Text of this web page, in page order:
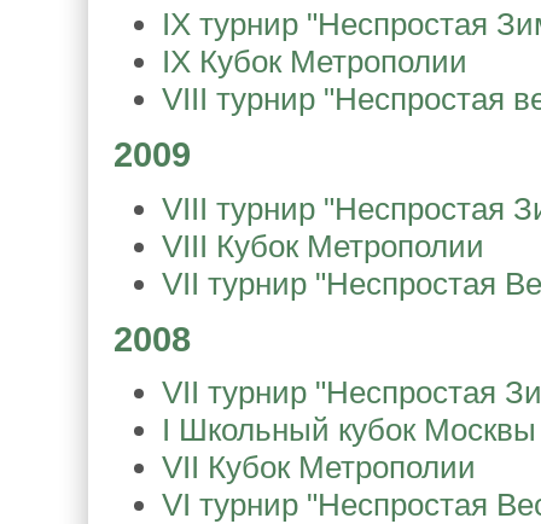
IX турнир "Неспростая
IX Кубок Метрополии
VIII турнир "Неспростая
2009
VIII турнир "Неспростая
VIII Кубок Метрополии
VII турнир "Неспростая
2008
VII турнир "Неспростая
I Школьный кубок Москвы
VII Кубок Метрополии
VI турнир "Неспростая